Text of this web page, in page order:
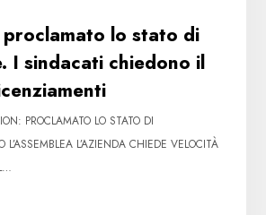
lo stato di
I sindacati chiedono il
PROCLAMATO LO STATO DI
L’ASSEMBLEA L’AZIENDA CHIEDE VELOCITÀ